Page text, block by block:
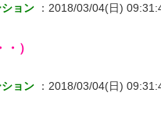
ョン
：2018/03/04(日)
・）
ョン
：2018/03/04(日)